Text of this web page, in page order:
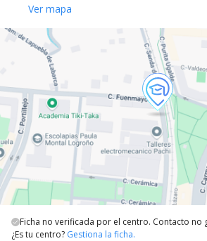
Ver mapa
Ficha no verificada por el centro. Contacto no
¿Es tu centro? Gestiona la ficha.